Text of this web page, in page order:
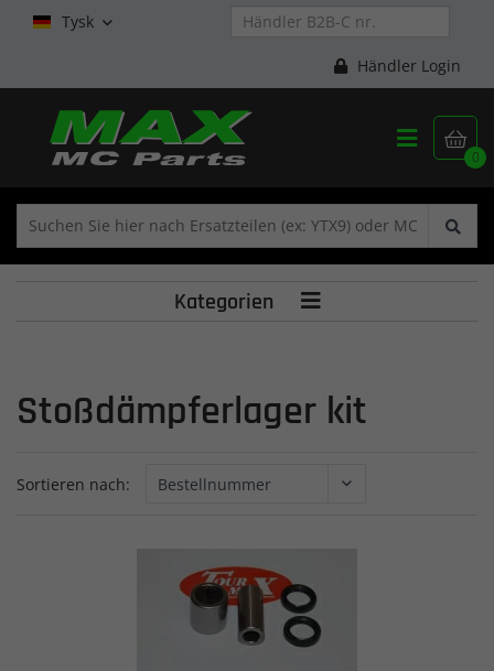
Tysk 
Händler Login

0

Kategorien 
Stoßdämpferlager kit
Sortieren nach: